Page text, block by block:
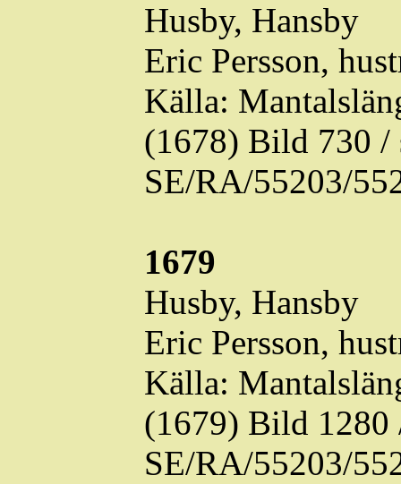
Husby, Hansby
Eric Persson,
Källa:
(1678) Bild 730
SE/RA/55203/
1679
Husby, Hansby
Eric Persson,
Källa:
(1679) Bild
SE/RA/55203/